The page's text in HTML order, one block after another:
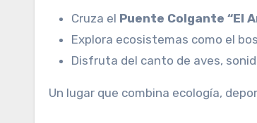
Cruza el Puente Colgante “El
Explora ecosistemas como el
Disfruta del canto de aves,
Un lugar que combina ecología,